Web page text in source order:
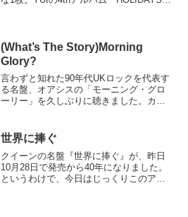
(What’s The Story)Morning
Glory?
言わずと知れた90年代UKロックを代表す
る名盤、オアシスの「モーニング・グロ
ーリー」を久しぶりに聴きました。カー
が、ブラーとオアシスでした。両者とも
奏でる音は新しくも、...
世界に捧ぐ
クイーンの名盤『世界に捧ぐ』が、昨日
10月28日で発売から40年になりました。
というわけで、今日はじっくりこのアル